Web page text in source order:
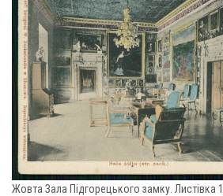
Жовта Зала Підгорецького замку. Листівка